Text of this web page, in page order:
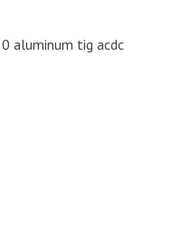
aluminum tig acdc